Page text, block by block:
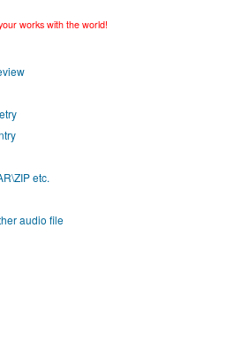
works with the world!
etc.
audio file